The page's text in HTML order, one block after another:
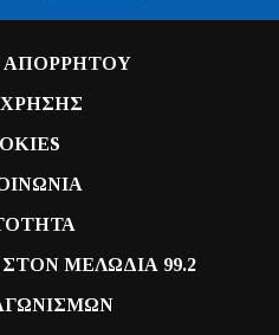
ΑΠΟΡΡΗΤΟΥ
ΧΡΗΣΗΣ
ΜΕΛΩΔΙΑ 99.2